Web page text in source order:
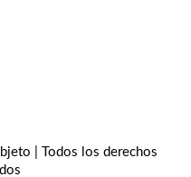
| Todos los derechos